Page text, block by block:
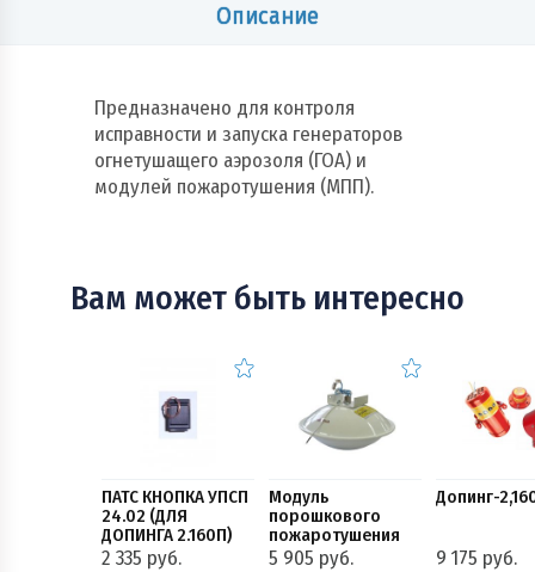
Описание
Предназначено для контроля
исправности и запуска генераторов
огнетушащего аэрозоля (ГОА) и
модулей пожаротушения (МПП).
Вам может быть интересно
ПАТС КНОПКА УПСП
24.02 (ДЛЯ
ДОПИНГА 2.160П)
2 335 руб.
Модуль
порошкового
пожаротушения
(Буран 2,5-2С МПП
5 905 руб.
Допинг-
9 175 руб.